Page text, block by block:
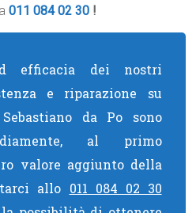
011 084 02 30 !
efficacia dei nostri
e riparazione su
da Po sono
al primo
valore aggiunto della
allo 011 084 02 30